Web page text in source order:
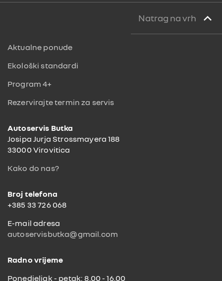
Natrag na vrh
Aktualne ponude
Ekološki standardi
Program 4+
Rezervirajte termin za servis
Autoservis Butka
Josipa Jurja Strossmayera 188
33000 Virovitica
Kako do nas?
Broj telefona
+385 33 726 068
E-mail adresa
autoservisbutka@gmail.com
Radno vrijeme
Ponedjeljak - petak: 8.00 - 16.00